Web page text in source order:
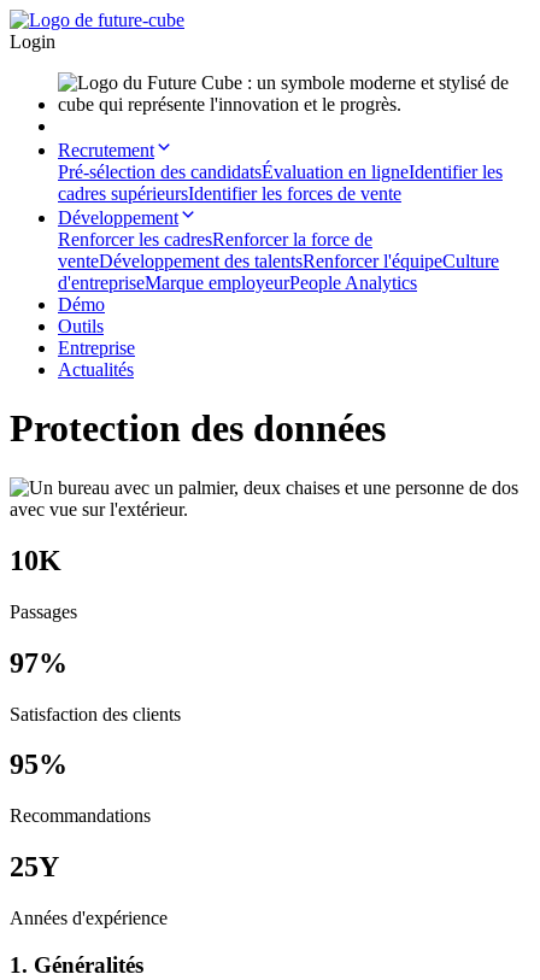
Login
Recrutement
Pré-sélection des candidatsÉvaluation en ligneIdentifier les
cadres supérieursIdentifier les forces de vente
Développement
Renforcer les cadresRenforcer la force de
venteDéveloppement des talentsRenforcer l'équipeCulture
d'entrepriseMarque employeurPeople Analytics
Démo
Outils
Entreprise
Actualités
Protection des données
10K
Passages
97%
Satisfaction des clients
95%
Recommandations
25Y
Années d'expérience
1. Généralités